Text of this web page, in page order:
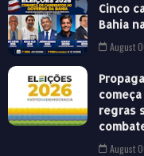
Cinco
Bahia
August
regras
August